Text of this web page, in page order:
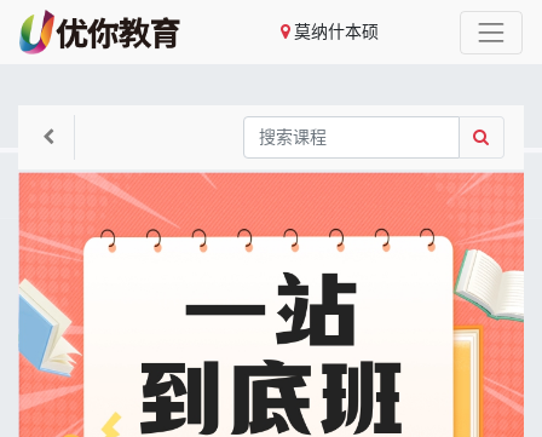
莫纳什本硕